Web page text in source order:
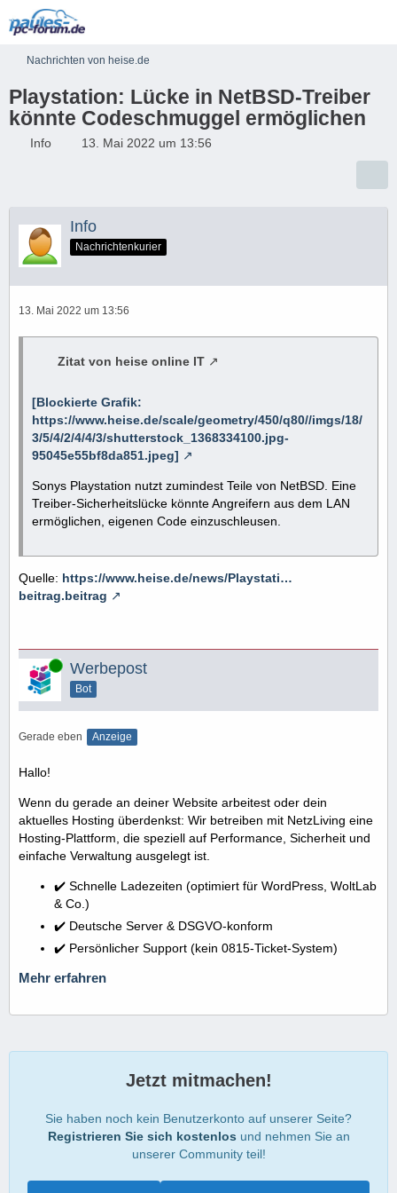
Nachrichten von heise.de
Playstation: Lücke in NetBSD-Treiber
könnte Codeschmuggel ermöglichen
Info 13. Mai 2022 um 13:56
Info
Nachrichtenkurier
13. Mai 2022 um 13:56
Zitat von heise online IT
[Blockierte Grafik:
https://www.heise.de/scale/geometry/450/q80//imgs/18/
3/5/4/2/4/4/3/shutterstock_1368334100.jpg-
95045e55bf8da851.jpeg]
Sonys Playstation nutzt zumindest Teile von NetBSD. Eine
Treiber-Sicherheitslücke könnte Angreifern aus dem LAN
ermöglichen, eigenen Code einzuschleusen.
Quelle: https://www.heise.de/news/Playstati…
beitrag.beitrag
Online Werbepost
Bot
Gerade eben Anzeige
Hallo!
Wenn du gerade an deiner Website arbeitest oder dein
aktuelles Hosting überdenkst: Wir betreiben mit NetzLiving eine
Hosting-Plattform, die speziell auf Performance, Sicherheit und
einfache Verwaltung ausgelegt ist.
✔️ Schnelle Ladezeiten (optimiert für WordPress, WoltLab
& Co.)
✔️ Deutsche Server & DSGVO-konform
✔️ Persönlicher Support (kein 0815-Ticket-System)
Mehr erfahren
Jetzt mitmachen!
Sie haben noch kein Benutzerkonto auf unserer Seite?
Registrieren Sie sich kostenlos und nehmen Sie an
unserer Community teil!